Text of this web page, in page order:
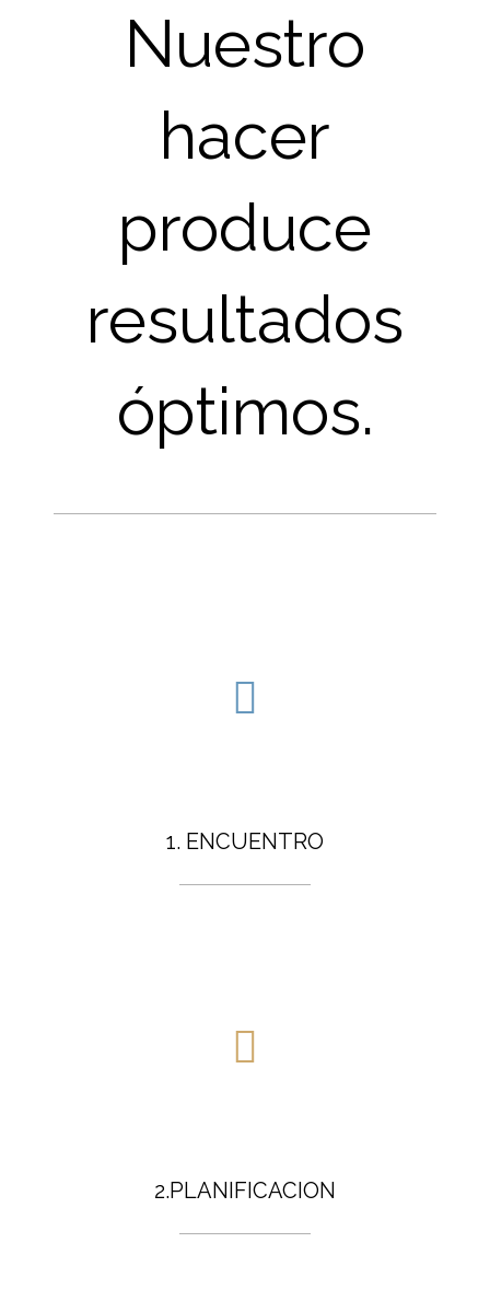
Nuestro
hacer
produce
resultados
óptimos.
1. ENCUENTRO
2.PLANIFICACION